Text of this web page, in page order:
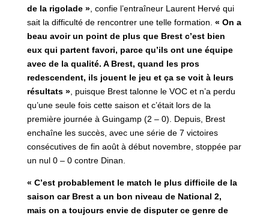
de la rigolade », confie l’entraîneur Laurent Hervé qui
sait la difficulté de rencontrer une telle formation. « On a
beau avoir un point de plus que Brest c’est bien
eux qui partent favori, parce qu’ils ont une équipe
avec de la qualité. A Brest, quand les pros
redescendent, ils jouent le jeu et ça se voit à leurs
résultats », puisque Brest talonne le VOC et n’a perdu
qu’une seule fois cette saison et c’était lors de la
première journée à Guingamp (2 – 0). Depuis, Brest
enchaîne les succès, avec une série de 7 victoires
consécutives de fin août à début novembre, stoppée par
un nul 0 – 0 contre Dinan.
« C’est probablement le match le plus difficile de la
saison car Brest a un bon niveau de National 2,
mais on a toujours envie de disputer ce genre de